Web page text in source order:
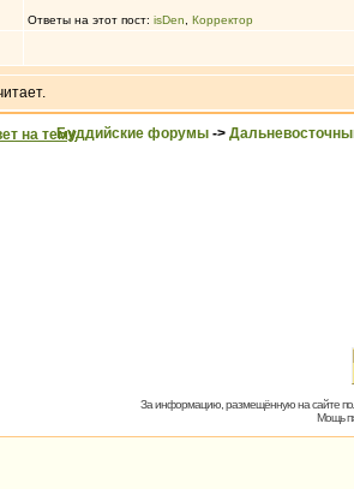
Ответы на этот пост: isDen Корректор
Буддийские форумы ->
За информацию, размещённую на сайте
Мощь